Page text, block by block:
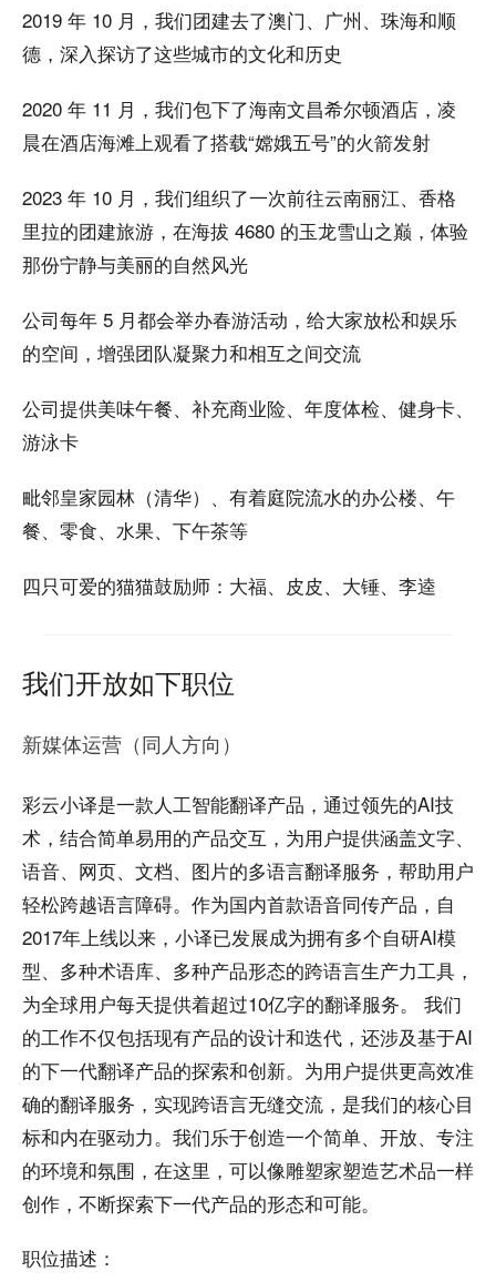
2019 年 10 月，我们团建去了澳门、广州、珠海和顺
德，深入探访了这些城市的文化和历史
2020 年 11 月，我们包下了海南文昌希尔顿酒店，凌
晨在酒店海滩上观看了搭载“嫦娥五号”的火箭发射
2023 年 10 月，我们组织了一次前往云南丽江、香格
里拉的团建旅游，在海拔 4680 的玉龙雪山之巅，体验
那份宁静与美丽的自然风光
公司每年 5 月都会举办春游活动，给大家放松和娱乐
的空间，增强团队凝聚力和相互之间交流
公司提供美味午餐、补充商业险、年度体检、健身卡、
游泳卡
毗邻皇家园林（清华）、有着庭院流水的办公楼、午
餐、零食、水果、下午茶等
四只可爱的猫猫鼓励师：大福、皮皮、大锤、李逵
我们开放如下职位
新媒体运营（同人方向）
彩云小译是一款人工智能翻译产品，通过领先的AI技
术，结合简单易用的产品交互，为用户提供涵盖文字、
语音、网页、文档、图片的多语言翻译服务，帮助用户
轻松跨越语言障碍。作为国内首款语音同传产品，自
2017年上线以来，小译已发展成为拥有多个自研AI模
型、多种术语库、多种产品形态的跨语言生产力工具，
为全球用户每天提供着超过10亿字的翻译服务。 我们
的工作不仅包括现有产品的设计和迭代，还涉及基于AI
的下一代翻译产品的探索和创新。为用户提供更高效准
确的翻译服务，实现跨语言无缝交流，是我们的核心目
标和内在驱动力。我们乐于创造一个简单、开放、专注
的环境和氛围，在这里，可以像雕塑家塑造艺术品一样
创作，不断探索下一代产品的形态和可能。
职位描述：